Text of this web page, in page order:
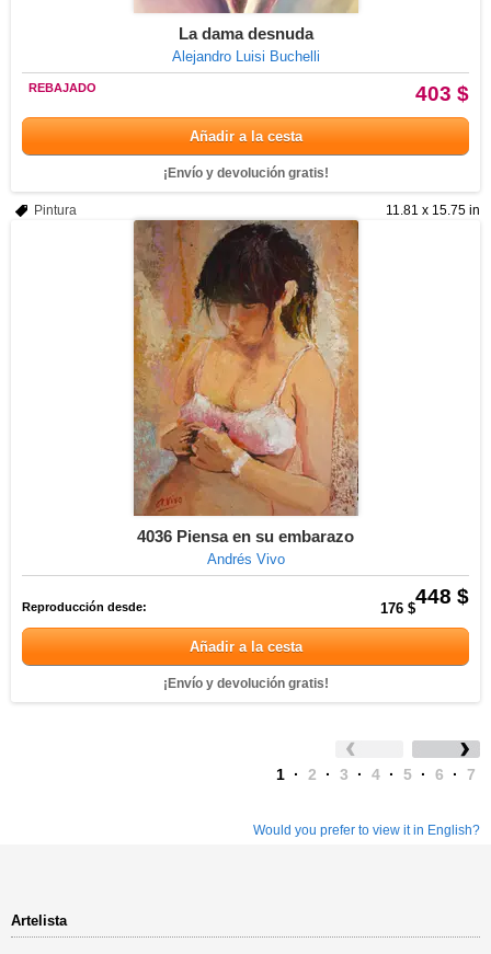
La dama desnuda
Alejandro Luisi Buchelli
403 $
REBAJADO
Añadir a la cesta
¡Envío y devolución gratis!
11.81 x 15.75 in
Pintura
4036 Piensa en su embarazo
Andrés Vivo
448 $
Reproducción desde: 176 $
Añadir a la cesta
¡Envío y devolución gratis!
1 · 2 · 3 · 4 · 5 · 6 · 7
Would you prefer to view it in English?
Artelista